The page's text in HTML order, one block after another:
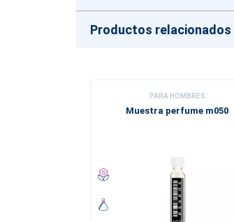
Productos relacionados
PARA HOMBRES
Muestra perfume m050